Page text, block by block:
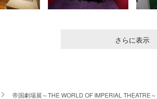
さらに表示
帝国劇場展～THE WORLD OF IMPERIAL THEATRE～